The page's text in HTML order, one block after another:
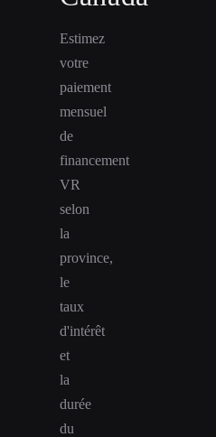
Estimez
votre
paiement
mensuel
de
financement
VR
selon
la
province,
le
taux
d'intérêt
et
la
durée
du